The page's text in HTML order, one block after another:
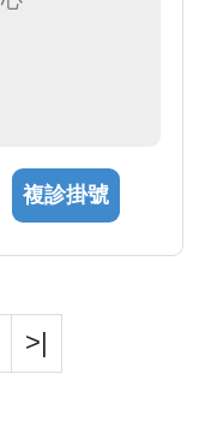
研究。此外，
特殊血液疾病
累積最多
複診掛號
>|